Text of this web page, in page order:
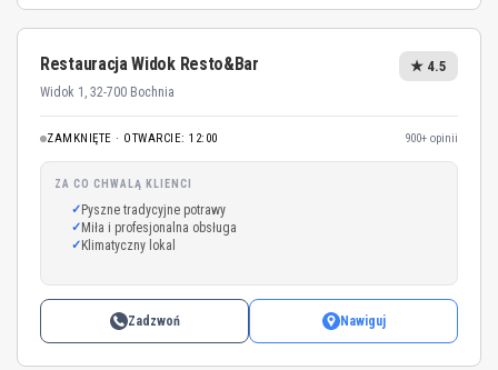
Restauracja Widok Resto&Bar
Widok 1, 32-700 Bochnia
★ 4.5
ZAMKNIĘTE · OTWARCIE: 12:00 900+ opinii
ZA CO CHWALĄ KLIENCI
Pyszne tradycyjne potrawy
Miła i profesjonalna obsługa
Klimatyczny lokal
Zadzwoń Nawiguj